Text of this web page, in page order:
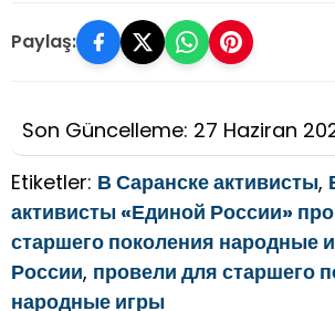
Paylaş:
Son Güncelleme: 27 Haziran
Etiketler: В Саранске активисты,
активисты «Единой России»
старшего поколения народные
России, провели для старшего
народные игры